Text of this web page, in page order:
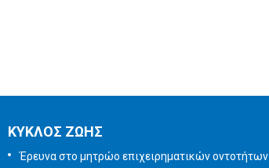
ΚΥΚΛΟΣ ΖΩΗΣ
Έρευνα στο μητρώο επιχειρηματικών οντοτήτων